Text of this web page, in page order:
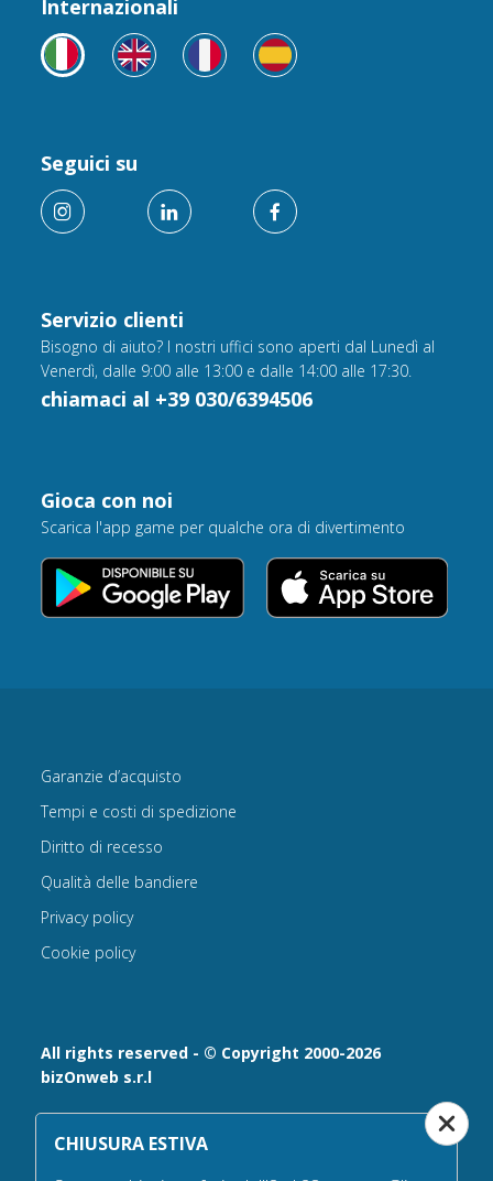
Servizio clienti
Bisogno di aiuto? I nostri uffici sono aperti dal Lunedì al
Venerdì, dalle 9:00 alle 13:00 e dalle 14:00 alle 17:30.
chiamaci al +39 030/6394506
Internazionali
Seguici su
Gioca con noi
Scarica l'app game per qualche ora di divertimento
All rights reserved - © Copyright 2000-2026
bizOnweb s.r.l
Via Fratelli Bandiera 18, 25122 - Brescia, Italia
P.IVA 02232630984 - Iscrizione presso la Camera di
Garanzie d’acquisto
Tempi e costi di spedizione
Diritto di recesso
Qualità delle bandiere
Privacy policy
Cookie policy
CHIUSURA ESTIVA